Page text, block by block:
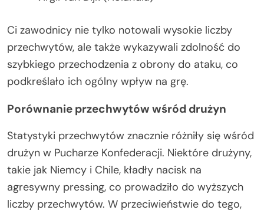
Ci zawodnicy nie tylko notowali wysokie liczby
przechwytów, ale także wykazywali zdolność do
szybkiego przechodzenia z obrony do ataku, co
podkreślało ich ogólny wpływ na grę.
Porównanie przechwytów wśród drużyn
Statystyki przechwytów znacznie różniły się wśród
drużyn w Pucharze Konfederacji. Niektóre drużyny,
takie jak Niemcy i Chile, kładły nacisk na
agresywny pressing, co prowadziło do wyższych
liczby przechwytów. W przeciwieństwie do tego,